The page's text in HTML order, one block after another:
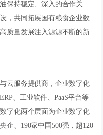
保持稳定、深入的合作关
，共同拓展国有粮食企业数
质量发展注入源源不断的新
云服务提供商，企业数字化
、工业软件、PaaS平台等
字化两个层面为企业数字化
企、190家中国500强，超120